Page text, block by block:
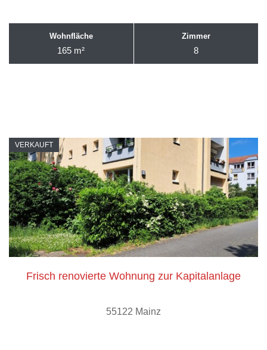
Wohnfläche
165 m²
Zimmer
8
VERKAUFT
Frisch renovierte Wohnung zur Kapitalanlage
55122 Mainz